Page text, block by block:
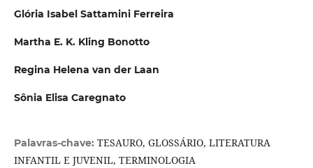
Glória Isabel Sattamini Ferreira
Martha E. K. Kling Bonotto
Regina Helena van der Laan
Sônia Elisa Caregnato
Palavras-chave: TESAURO, GLOSSÁRIO, LITERATURA
INFANTIL E JUVENIL, TERMINOLOGIA